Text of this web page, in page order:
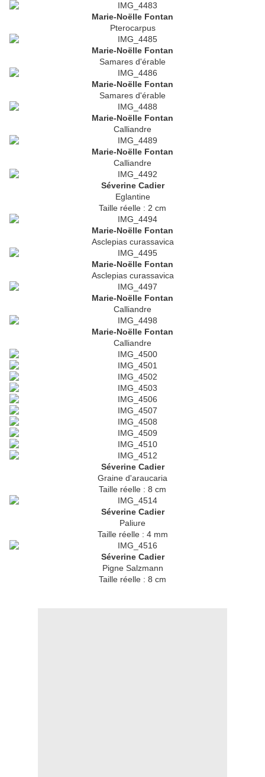
Marie-Noëlle Fontan
Pterocarpus
Marie-Noëlle Fontan
Samares d'érable
Marie-Noëlle Fontan
Samares d'érable
Marie-Noëlle Fontan
Calliandre
Marie-Noëlle Fontan
Calliandre
Séverine Cadier
Eglantine
Taille réelle : 2 cm
Marie-Noëlle Fontan
Asclepias curassavica
Marie-Noëlle Fontan
Asclepias curassavica
Marie-Noëlle Fontan
Calliandre
Marie-Noëlle Fontan
Calliandre
Séverine Cadier
Graine d'araucaria
Taille réelle : 8 cm
Séverine Cadier
Paliure
Taille réelle : 4 mm
Séverine Cadier
Pigne Salzmann
Taille réelle : 8 cm